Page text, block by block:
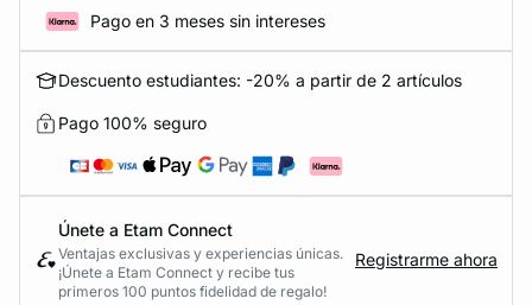
Pago en 3 meses sin intereses
Descuento estudiantes: -20% a partir de 2 artículos
Pago 100% seguro
Únete a Etam Connect
Ventajas exclusivas y experiencias únicas.
¡Únete a Etam Connect y recibe tus
primeros 100 puntos fidelidad de regalo!
Registrarme ahora